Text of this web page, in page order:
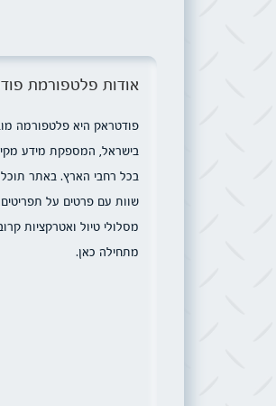
אודות פלטפורמת
פודטראק היא פלטפורמה
בישראל, המספקת מידע
בכל רחבי הארץ. באתר
שוות עם פרטים על
מסלולי טיול ואטרקציות
מתחילה כאן.